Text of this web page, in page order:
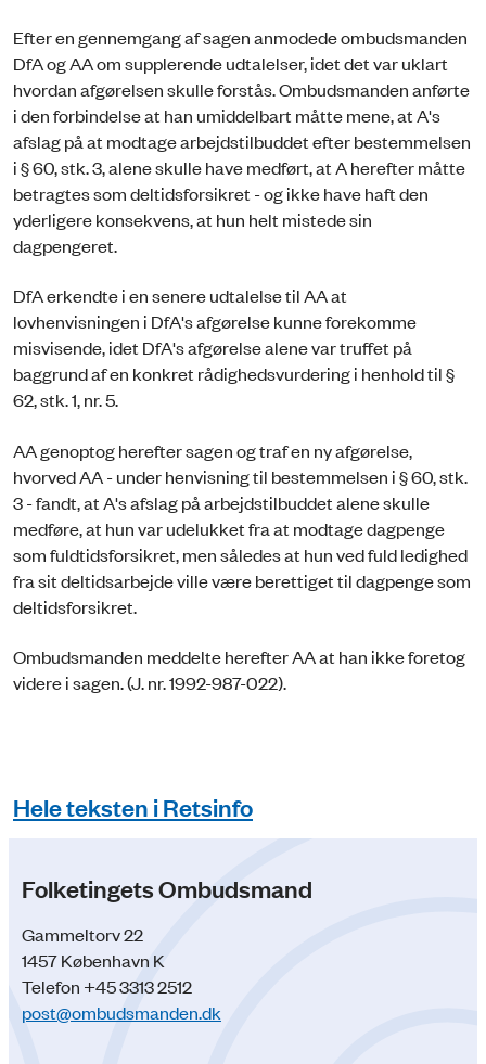
Efter en gennemgang af sagen anmodede ombudsmanden
DfA og AA om supplerende udtalelser, idet det var uklart
hvordan afgørelsen skulle forstås. Ombudsmanden anførte
i den forbindelse at han umiddelbart måtte mene, at A's
afslag på at modtage arbejdstilbuddet efter bestemmelsen
i § 60, stk. 3, alene skulle have medført, at A herefter måtte
betragtes som deltidsforsikret - og ikke have haft den
yderligere konsekvens, at hun helt mistede sin
dagpengeret.
DfA erkendte i en senere udtalelse til AA at
lovhenvisningen i DfA's afgørelse kunne forekomme
misvisende, idet DfA's afgørelse alene var truffet på
baggrund af en konkret rådighedsvurdering i henhold til §
62, stk. 1, nr. 5.
AA genoptog herefter sagen og traf en ny afgørelse,
hvorved AA - under henvisning til bestemmelsen i § 60, stk.
3 - fandt, at A's afslag på arbejdstilbuddet alene skulle
medføre, at hun var udelukket fra at modtage dagpenge
som fuldtidsforsikret, men således at hun ved fuld ledighed
fra sit deltidsarbejde ville være berettiget til dagpenge som
deltidsforsikret.
Ombudsmanden meddelte herefter AA at han ikke foretog
videre i sagen. (J. nr. 1992-987-022).
Hele teksten i Retsinfo
Folketingets Ombudsmand
Gammeltorv 22
1457 København K
Telefon +45 3313 2512
post@ombudsmanden.dk